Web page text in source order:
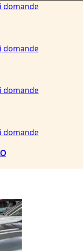
domande
domande
domande
domande